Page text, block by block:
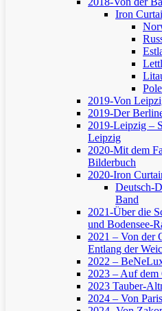
Iron
2019-Von
2019-Der
2019-Leipzig –
Leipzig
2020-Mit dem
Bilderbuch
2020-Iron
Deutsch-
Band
2021-Über die
und Bodensee-
2021 – Von der
Entlang der
2022 –
2023 – Auf dem
2023 Tauber-
2024 – Von